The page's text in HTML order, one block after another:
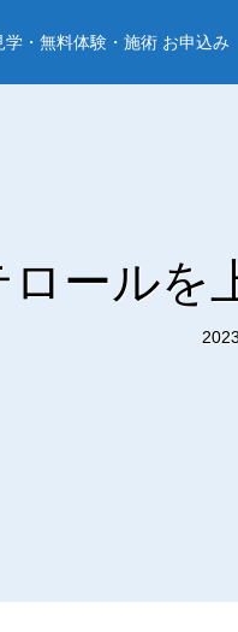
学・無料体験・施術 お申込み
ールを